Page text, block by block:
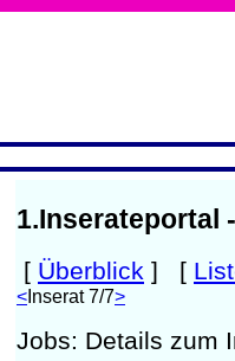
1.Inserateportal
[ Überblick ] [
< Inserat 7/7>
Jobs: Details zum